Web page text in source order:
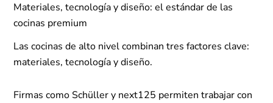
Materiales, tecnología y diseño: el estándar de las
cocinas premium
Las cocinas de alto nivel combinan tres factores clave:
materiales, tecnología y diseño.
Firmas como Schüller y next125 permiten trabajar con